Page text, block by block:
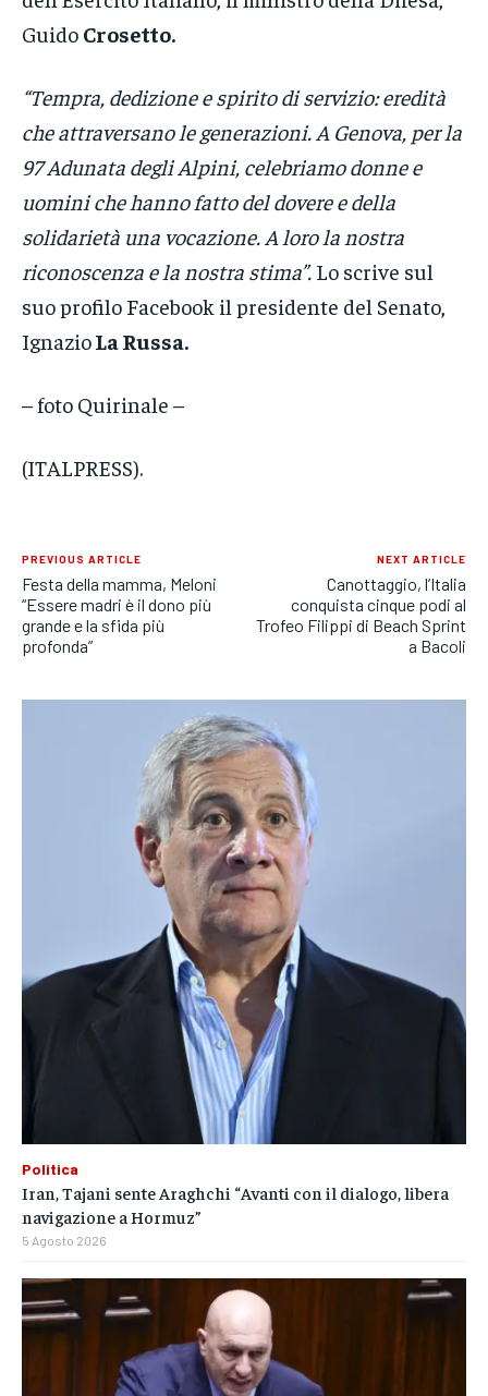
Guido Crosetto.
“Tempra, dedizione e spirito di servizio: eredità
che attraversano le generazioni. A Genova, per la
97 Adunata degli Alpini, celebriamo donne e
uomini che hanno fatto del dovere e della
solidarietà una vocazione. A loro la nostra
riconoscenza e la nostra stima”. Lo scrive sul
suo profilo Facebook il presidente del Senato,
IgnazioLa Russa.
– foto Quirinale –
(ITALPRESS).
PREVIOUS ARTICLE
Festa della mamma, Meloni
“Essere madri è il dono più
grande e la sfida più
profonda”
NEXT ARTICLE
Canottaggio, l’Italia
conquista cinque podi al
Trofeo Filippi di Beach Sprint
a Bacoli
Politica
Iran, Tajani sente Araghchi “Avanti con il dialogo, libera
navigazione a Hormuz”
5 Agosto 2026